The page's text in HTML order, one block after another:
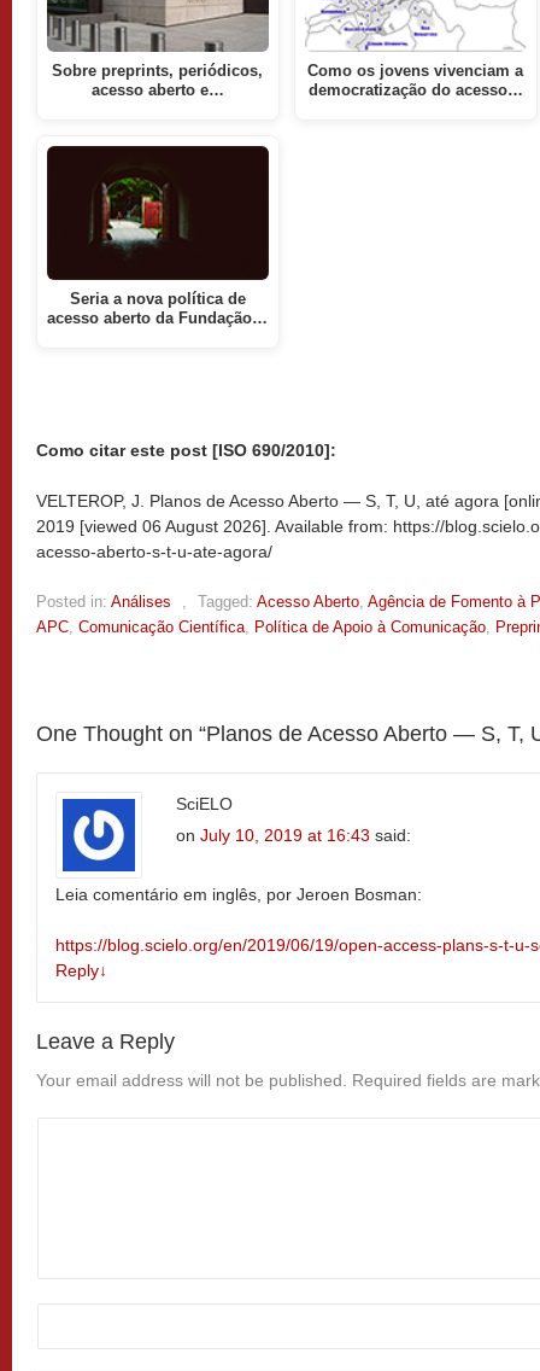
Sobre preprints, periódicos,
acesso aberto e…
Seria a nova política de
acesso aberto da Fundação…
Como os jovens vivenciam a
democratização do acesso…
Como citar este post [ISO 690/2010]:
VELTEROP, J. Planos de Acesso Aberto — S, T, U, até agora
2019 [viewed 06 August 2026]. Available from: https://
acesso-aberto-s-t-u-ate-agora/
Posted in: Análises , Tagged: Acesso Aberto, Agência de Fomento à
APC, Comunicação Científica, Política de Apoio à Comunicação,
One Thought on “Planos de Acesso Aberto — S, T,
SciELO
on July 10, 2019 at 16:43 said:
Leia comentário em inglês, por Jeroen Bosman:
https://blog.scielo.org/en/2019/06/19/open-access-plans-s-t-u-
Reply↓
Leave a Reply
Your email address will not be published. Required fields are